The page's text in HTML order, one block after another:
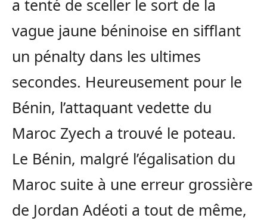
a tenté de sceller le sort de la
vague jaune béninoise en sifflant
un pénalty dans les ultimes
secondes. Heureusement pour le
Bénin, l’attaquant vedette du
Maroc Zyech a trouvé le poteau.
Le Bénin, malgré l’égalisation du
Maroc suite à une erreur grossière
de Jordan Adéoti a tout de même,